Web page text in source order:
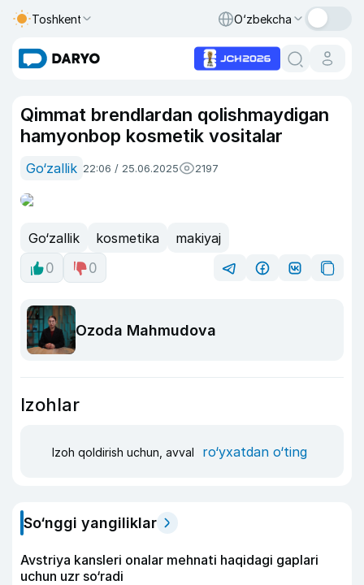
Toshkent O‘zbekcha
Qimmat brendlardan qolishmaydigan
hamyonbop kosmetik vositalar
Go‘zallik 22:06 / 25.06.2025 2197
Go‘zallik kosmetika
makiyaj
0
0
Ozoda Mahmudova
Izohlar
Izoh qoldirish uchun, avval ro‘yxatdan o‘ting
So‘nggi yangiliklar
Avstriya kansleri onalar mehnati haqidagi gaplari
uchun uzr so‘radi